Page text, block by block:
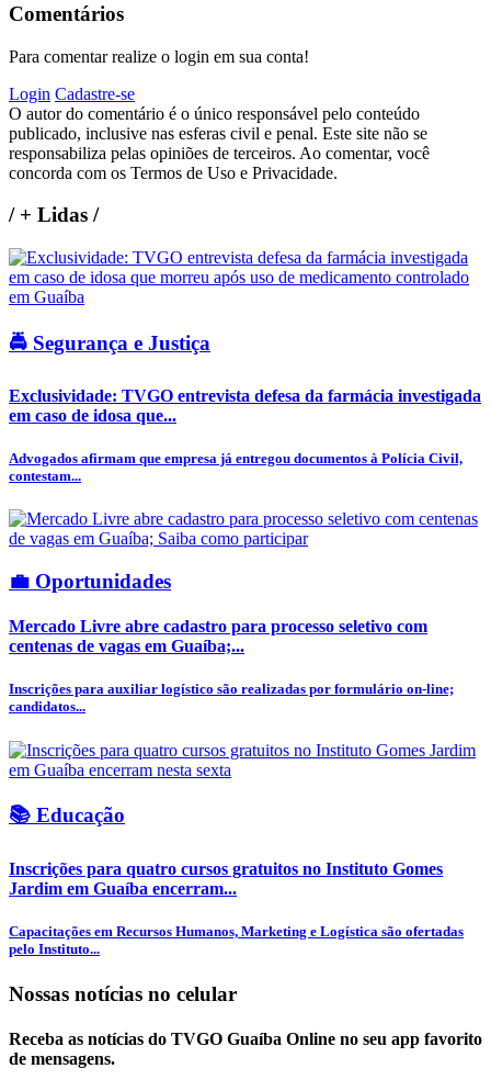
Comentários
Para comentar realize o login em sua conta!
Login Cadastre-se
O autor do comentário é o único responsável pelo conteúdo
publicado, inclusive nas esferas civil e penal. Este site não se
responsabiliza pelas opiniões de terceiros. Ao comentar, você
concorda com os Termos de Uso e Privacidade.
/+ Lidas /
🚔 Segurança e Justiça
Exclusividade: TVGO entrevista defesa da farmácia investigada
em caso de idosa que...
Advogados afirmam que empresa já entregou documentos à Polícia Civil,
contestam...
💼 Oportunidades
Mercado Livre abre cadastro para processo seletivo com
centenas de vagas em Guaíba;...
Inscrições para auxiliar logístico são realizadas por formulário on-line;
candidatos...
📚 Educação
Inscrições para quatro cursos gratuitos no Instituto Gomes
Jardim em Guaíba encerram...
Capacitações em Recursos Humanos, Marketing e Logística são ofertadas
pelo Instituto...
Nossas notícias no celular
Receba as notícias do TVGO Guaíba Online no seu app favorito
de mensagens.